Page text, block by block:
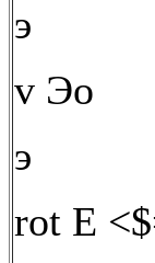
э
v Эо
э
rot E